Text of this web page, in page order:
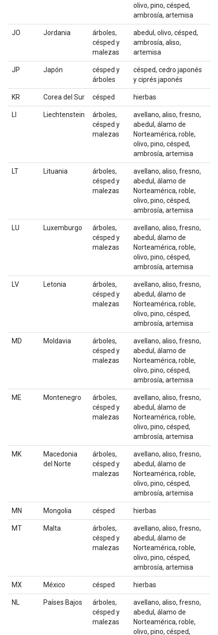
olivo, pino, césped,
ambrosía, artemisa
JO Jordania
árboles,
césped y
malezas
abedul, olivo, césped,
ambrosía, aliso,
artemisa
JP Japón
césped y
árboles
césped, cedro japonés
y ciprés japonés
KR Corea del Sur césped hierbas
LI Liechtenstein
árboles,
césped y
malezas
avellano, aliso, fresno,
abedul, álamo de
Norteamérica, roble,
olivo, pino, césped,
ambrosía, artemisa
LT Lituania
árboles,
césped y
malezas
avellano, aliso, fresno,
abedul, álamo de
Norteamérica, roble,
olivo, pino, césped,
ambrosía, artemisa
LU Luxemburgo
árboles,
césped y
malezas
avellano, aliso, fresno,
abedul, álamo de
Norteamérica, roble,
olivo, pino, césped,
ambrosía, artemisa
LV Letonia
árboles,
césped y
malezas
avellano, aliso, fresno,
abedul, álamo de
Norteamérica, roble,
olivo, pino, césped,
ambrosía, artemisa
MD Moldavia
árboles,
césped y
malezas
avellano, aliso, fresno,
abedul, álamo de
Norteamérica, roble,
olivo, pino, césped,
ambrosía, artemisa
ME Montenegro
árboles,
césped y
malezas
avellano, aliso, fresno,
abedul, álamo de
Norteamérica, roble,
olivo, pino, césped,
ambrosía, artemisa
MK
Macedonia
del Norte
árboles,
césped y
malezas
avellano, aliso, fresno,
abedul, álamo de
Norteamérica, roble,
olivo, pino, césped,
ambrosía, artemisa
MN Mongolia césped hierbas
MT Malta
árboles,
césped y
malezas
avellano, aliso, fresno,
abedul, álamo de
Norteamérica, roble,
olivo, pino, césped,
ambrosía, artemisa
MX México césped hierbas
NL Países Bajos
árboles,
césped y
malezas
avellano, aliso, fresno,
abedul, álamo de
Norteamérica, roble,
olivo, pino, césped,